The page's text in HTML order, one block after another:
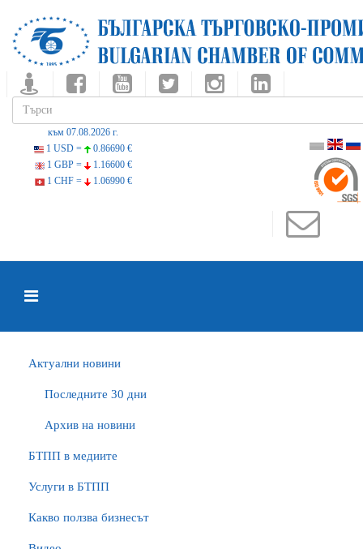
към 07.08.2026 г.
1 USD =
0.86690 €
1 GBP =
1.16600 €
1 CHF =
1.06990 €
Актуални новини
Последните 30 дни
Архив на новини
БTПП в медиите
Услуги в БТПП
Какво ползва бизнесът